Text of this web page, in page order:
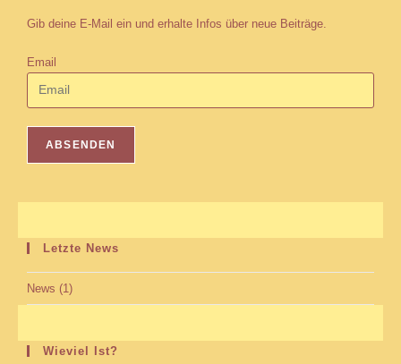
Gib deine E-Mail ein und erhalte Infos über neue Beiträge.
Email
Letzte News
News (1)
Wieviel Ist?